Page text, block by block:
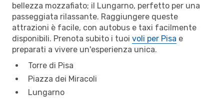
bellezza mozzafiato; il Lungarno, perfetto per una
passeggiata rilassante. Raggiungere queste
attrazioni è facile, con autobus e taxi facilmente
disponibili. Prenota subito i tuoi voli per Pisa e
preparati a vivere un'esperienza unica.
Torre di Pisa
Piazza dei Miracoli
Lungarno